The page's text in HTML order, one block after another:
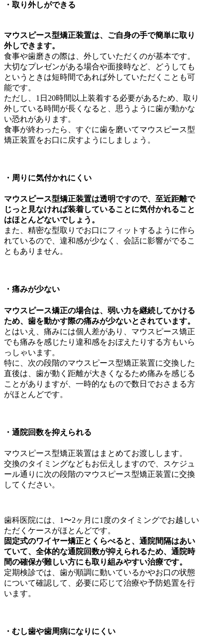
・取り外しができる
マウスピース型矯正装置は、ご自身の手で簡単に取り
外しできます。
食事や歯磨きの際は、外していただくのが基本です。
大切なプレゼンがある場合や面接時など、どうしても
というときは短時間であれば外していただくことも可
能です。
ただし、1日20時間以上装着する必要があるため、取り
外している時間が長くなると、思うように歯が動かな
い恐れがあります。
食事が終わったら、すぐに歯を磨いてマウスピース型
矯正装置をお口に戻すようにしましょう。
・周りに気付かれにくい
マウスピース型矯正装置は透明ですので、至近距離で
じっと見なければ装着していることに気付かれること
はほとんどないでしょう。
また、精密な型取りでお口にフィットするように作ら
れているので、違和感が少なく、会話に影響がでるこ
ともありません。
・痛みが少ない
マウスピース矯正の場合は、弱い力を継続してかける
ため、歯を動かす際の痛みが少ないとされています。
とはいえ、痛みには個人差があり、マウスピース矯正
でも痛みを感じたり違和感をおぼえたりする方もいら
っしゃいます。
特に、次の段階のマウスピース型矯正装置に交換した
直後は、歯が動く距離が大きくなるため痛みを感じる
ことがありますが、一時的なもので数日でおさまる方
がほとんどです。
・通院回数を抑えられる
マウスピース型矯正装置はまとめてお渡しします。
交換のタイミングなどもお伝えしますので、スケジュ
ール通りに次の段階のマウスピース型矯正装置に交換
してください。
歯科医院には、1〜2ヶ月に1度のタイミングでお越しい
ただくケースがほとんどです。
固定式のワイヤー矯正とくらべると、通院間隔はあい
ていて、全体的な通院回数が抑えられるため、通院時
間の確保が難しい方にも取り組みやすい治療です。
定期検診では、歯が順調に動いているかやお口の状態
について確認して、必要に応じて治療や予防処置を行
います。
・むし歯や歯周病になりにくい